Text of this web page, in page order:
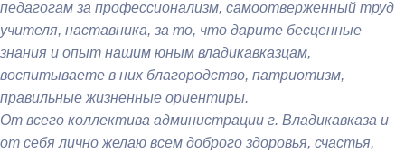
педагогам за профессионализм, самоотверженный труд
учителя, наставника, за то, что дарите бесценные
знания и опыт нашим юным владикавказцам,
воспитываете в них благородство, патриотизм,
правильные жизненные ориентиры.
От всего коллектива администрации г. Владикавказа и
от себя лично желаю всем доброго здоровья, счастья,